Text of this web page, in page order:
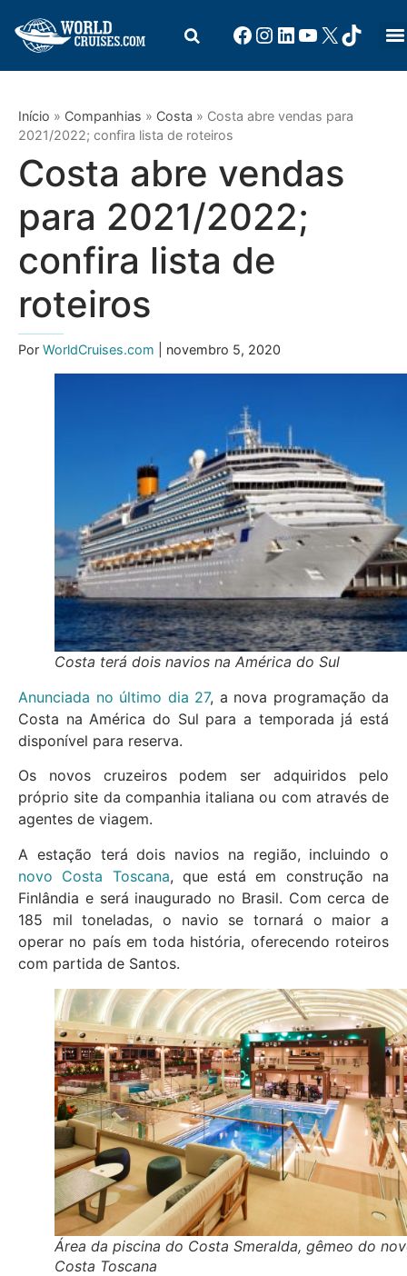
Início » Companhias » Costa » Costa abre vendas para
2021/2022; confira lista de roteiros
Costa abre vendas
para 2021/2022;
confira lista de
roteiros
Por WorldCruises.com | novembro 5, 2020
Costa terá dois navios na América do Sul
Anunciada no último dia 27, a nova programação da
Costa na América do Sul para a temporada já está
disponível para reserva.
Os novos cruzeiros podem ser adquiridos pelo
próprio site da companhia italiana ou com através de
agentes de viagem.
A estação terá dois navios na região, incluindo o
novo Costa Toscana, que está em construção na
Finlândia e será inaugurado no Brasil. Com cerca de
185 mil toneladas, o navio se tornará o maior a
operar no país em toda história, oferecendo roteiros
com partida de Santos.
Área da piscina do Costa Smeralda, gêmeo do
Costa Toscana